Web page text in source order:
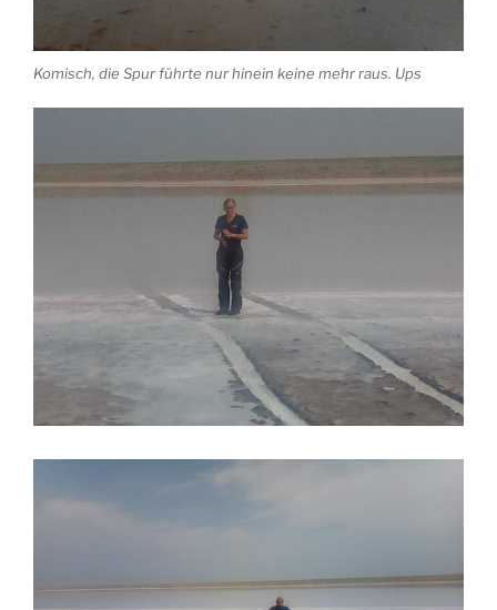
Komisch, die Spur führte nur hinein keine mehr raus. Ups